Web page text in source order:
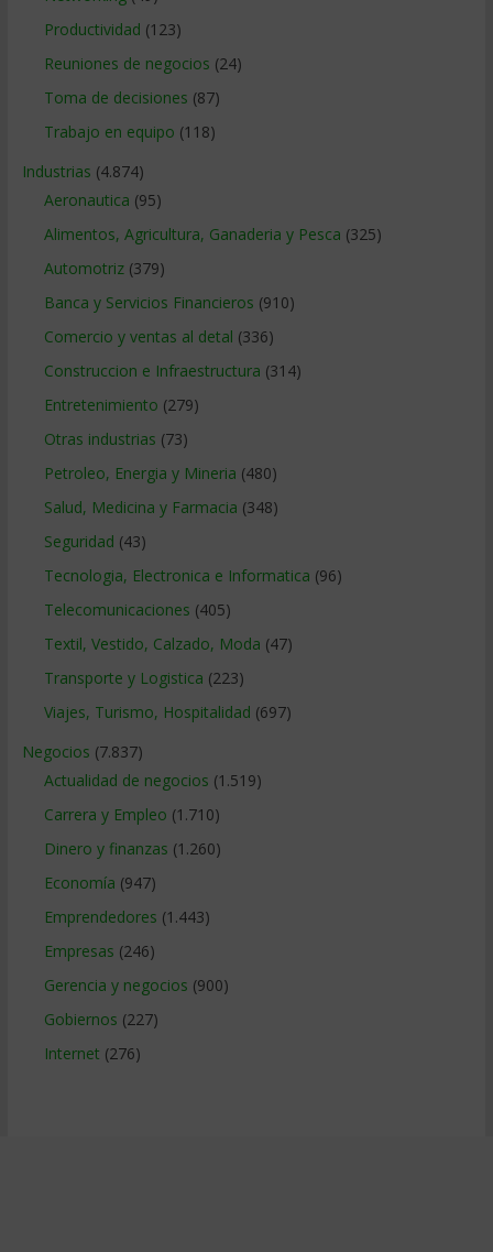
Productividad (123)
Reuniones de negocios (24)
Toma de decisiones (87)
Trabajo en equipo (118)
Industrias (4.874)
Aeronautica (95)
Alimentos, Agricultura, Ganaderia y Pesca (325)
Automotriz(379)
Banca y Servicios Financieros (910)
Comercio y ventas al detal (336)
Construccion e Infraestructura (314)
Entretenimiento (279)
Otras industrias (73)
Petroleo, Energia y Mineria (480)
Salud, Medicina y Farmacia (348)
Seguridad (43)
Tecnologia, Electronica e Informatica (96)
Telecomunicaciones (405)
Textil, Vestido, Calzado, Moda (47)
Transporte y Logistica (223)
Viajes, Turismo, Hospitalidad (697)
Negocios (7.837)
Actualidad de negocios (1.519)
Carrera y Empleo (1.710)
Dinero y finanzas (1.260)
Economía (947)
Emprendedores (1.443)
Empresas (246)
Gerencia y negocios (900)
Gobiernos (227)
Internet (276)